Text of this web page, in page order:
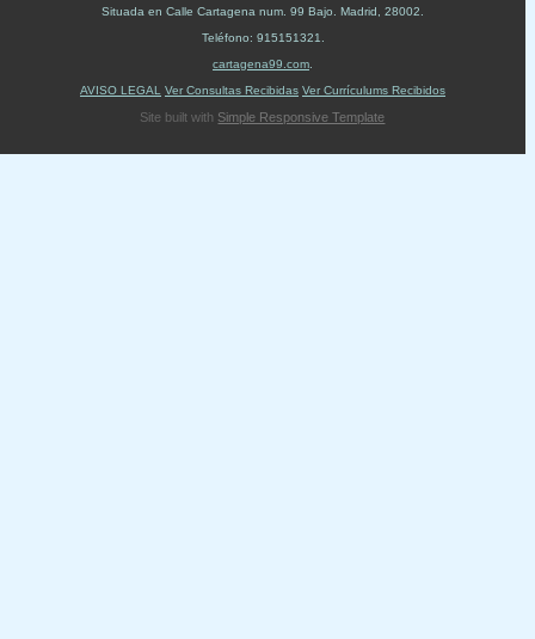
Situada en Calle Cartagena num. 99 Bajo Madrid 28002
Teléfono: 915151321
cartagena99.com
AVISO LEGAL
Ver Consultas Recibidas Ver Currículums Recibidos
Site built with Simple Responsive Template